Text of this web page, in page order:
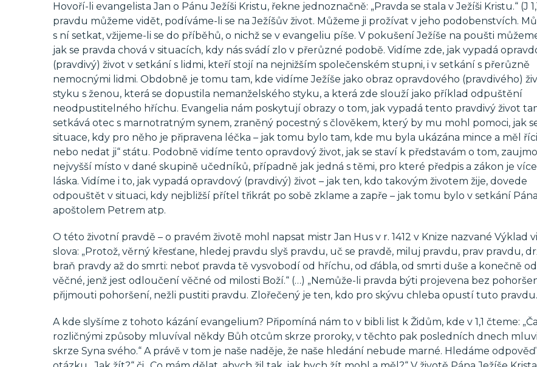
Hovoří-li evangelista Jan o Pánu Ježíši Kristu, řekne jednoznačně: „Pravda se stala v Ježíši Kristu.“ (J
pravdu můžeme vidět, podíváme-li se na Ježíšův život. Můžeme ji prožívat v jeho podobenstvích.
s ní setkat, vžijeme-li se do příběhů, o nichž se v evangeliu píše. V pokušení Ježíše na poušti
jak se pravda chová v situacích, kdy nás svádí zlo v přerůzné podobě. Vidíme zde, jak vypadá
(pravdivý) život v setkání s lidmi, kteří stojí na nejnižším společenském stupni, i v setkání s přerůzně
nemocnými lidmi. Obdobně je tomu tam, kde vidíme Ježíše jako obraz opravdového (pravdivého)
styku s ženou, která se dopustila nemanželského styku, a která zde slouží jako příklad odpuštění
neodpustitelného hříchu. Evangelia nám poskytují obrazy o tom, jak vypadá tento pravdivý život
setkává otec s marnotratným synem, zraněný pocestný s člověkem, který by mu mohl pomoci, jak
situace, kdy pro něho je připravena léčka – jak tomu bylo tam, kde mu byla ukázána mince a měl říci
nebo nedat ji“ státu. Podobně vidíme tento opravdový život, jak se staví k představám o tom,
nejvyšší místo v dané skupině učedníků, případně jak jedná s těmi, pro které předpis a zákon je
láska. Vidíme i to, jak vypadá opravdový (pravdivý) život – jak ten, kdo takovým životem žije, dovede
odpouštět v situaci, kdy nejbližší přítel třikrát po sobě zklame a zapře – jak tomu bylo v setkání
apoštolem Petrem atp.
O této životní pravdě – o pravém životě mohl napsat mistr Jan Hus v r. 1412 v Knize nazvané Výklad
slova: „Protož, věrný křesťane, hledej pravdu slyš pravdu, uč se pravdě, miluj pravdu, prav pravdu,
braň pravdy až do smrti: neboť pravda tě vysvobodí od hříchu, od ďábla, od smrti duše a konečně
věčné, jenž jest odloučení věčné od milosti Boží.“ (…) „Nemůže-li pravda býti projevena bez
přijmouti pohoršení, nežli pustiti pravdu. Zlořečený je ten, kdo pro skývu chleba opustí tuto
A kde slyšíme z tohoto kázání evangelium? Připomíná nám to v bibli list k Židům, kde v 1,1 čteme:
rozličnými způsoby mluvíval někdy Bůh otcům skrze proroky, v těchto pak posledních dnech
skrze Syna svého.“ A právě v tom je naše naděje, že naše hledání nebude marné. Hledáme odpověď